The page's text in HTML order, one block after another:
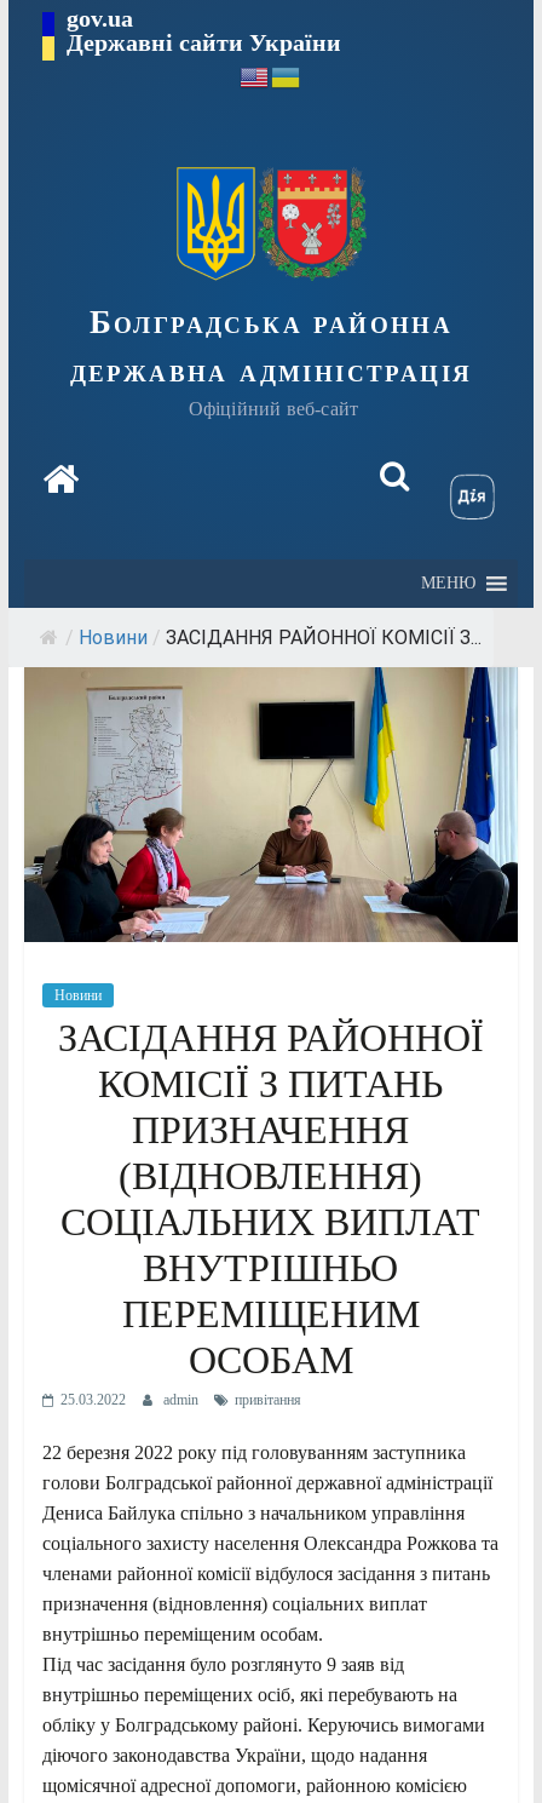
Перейтиgov.ua
Державні сайти України
Болградська районна
державна адміністрація
Офіційний веб-сайт
МЕНЮ
/ Новини / ЗАСІДАННЯ РАЙОННОЇ КОМІСІЇ З...
Новини
ЗАСІДАННЯ РАЙОННОЇ
КОМІСІЇ З ПИТАНЬ
ПРИЗНАЧЕННЯ
(ВІДНОВЛЕННЯ)
СОЦІАЛЬНИХ ВИПЛАТ
ВНУТРІШНЬО
ПЕРЕМІЩЕНИМ
ОСОБАМ
25.03.2022 admin привітання
22 березня 2022 року під головуванням заступника
голови Болградської районної державної адміністрації
Дениса Байлука спільно з начальником управління
соціального захисту населення Олександра Рожкова та
членами районної комісії відбулося засідання з питань
призначення (відновлення) соціальних виплат
внутрішньо переміщеним особам.
Під час засідання було розглянуто 9 заяв від
внутрішньо переміщених осіб, які перебувають на
обліку у Болградському районі. Керуючись вимогами
діючого законодавства України, щодо надання
щомісячної адресної допомоги, районною комісією